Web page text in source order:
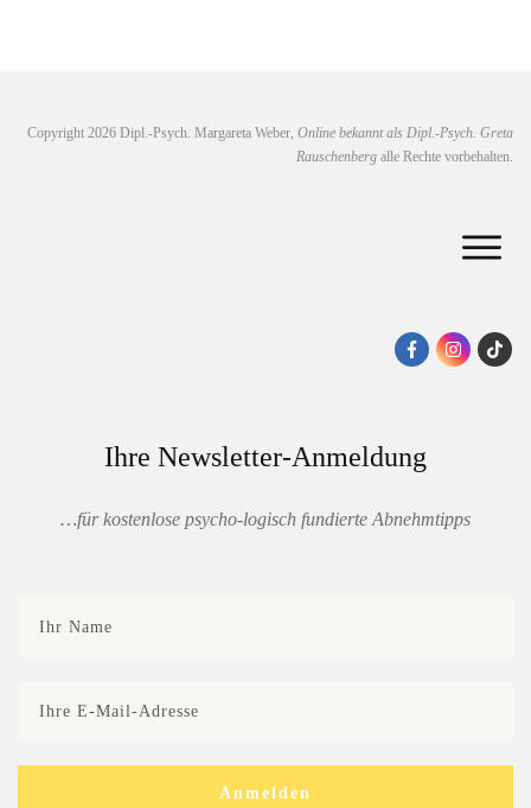
Copyright 2026 Dipl.-Psych. Margareta Weber, Online bekannt als Dipl.-Psych. Greta
Rauschenberg alle Rechte vorbehalten.
Ihre Newsletter-Anmeldung
…für kostenlose psycho-logisch fundierte Abnehmtipps
Anmelden